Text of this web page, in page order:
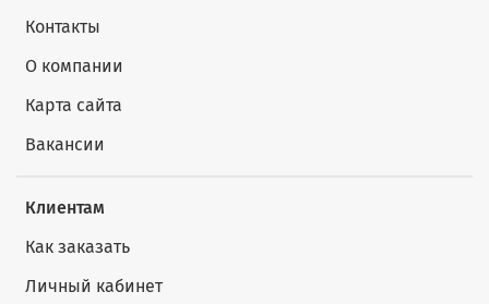
Контакты
О компании
Карта сайта
Вакансии
Клиентам
Как заказать
Личный кабинет